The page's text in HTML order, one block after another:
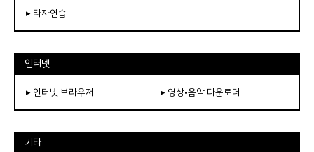
▸ 타자연습
인터넷
▸ 인터넷 브라우저 ▸ 영상•음악 다운로더
기타